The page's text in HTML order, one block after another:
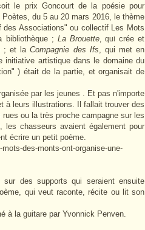
le prix Goncourt de la poésie pour
du 5 au 20 mars 2016, le thème
Associations" ou collectif Les Mots
bibliothèque ; La Brouette, qui crée et
; et laCompagnie des Ifs, qui met en
initiative artistique dans le domaine du
) était de la partie, et organisait de
par les jeunes . Et pas n'importe
à leurs illustrations. Il fallait trouver des
ou la très proche campagne sur les
chasseurs avaient également pour
écrire un petit poème.
des-monts-ont-organise-une-
des supports qui seraient ensuite
qui veut raconte, récite ou lit son
à la guitare par Yvonnick Penven.